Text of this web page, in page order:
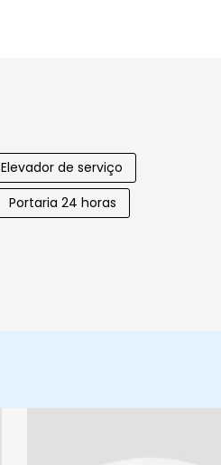
Elevador de serviço
Portaria 24 horas